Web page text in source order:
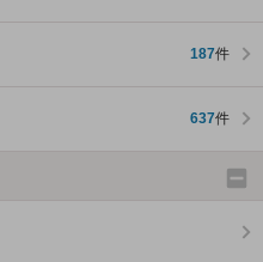
187件
637件